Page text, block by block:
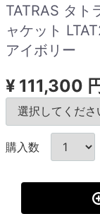
TATRAS タト
ャケット
アイボリー
¥ 111,300
購入数